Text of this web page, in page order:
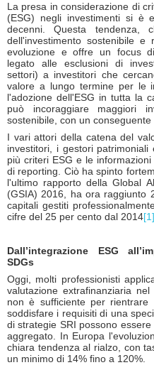
La presa in considerazione di
(ESG) negli investimenti si è
decenni. Questa tendenza,
dell'investimento sostenibile e
evoluzione e offre un focus
legato alle esclusioni di
settori) a investitori che
valore a lungo termine per le
l'adozione dell'ESG in tutta la
può incoraggiare maggiori
sostenibile, con un conseguente
I vari attori della catena del
investitori, i gestori
più criteri ESG e le
di reporting. Ciò ha spinto
l'ultimo rapporto della Global
(GSIA) 2016, ha ora raggiunto
capitali gestiti
cifre del 25 per cento dal 2014[1]
Dall’integrazione ESG
SDGs
Oggi, molti professionisti
valutazione extrafinanziaria
non è sufficiente per
soddisfare i requisiti di una
di strategie SRI possono
aggregato. In Europa
chiara tendenza al rialzo, con
un minimo di 14% fino a 120%.